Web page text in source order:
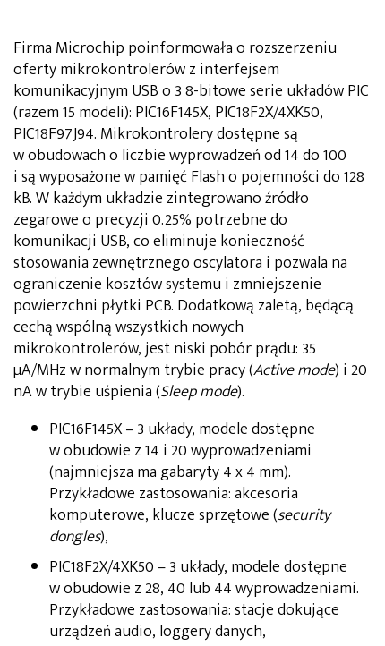
Firma Microchip poinformowała o rozszerzeniu
oferty mikrokontrolerów z interfejsem
komunikacyjnym USB o 3 8-bitowe serie układów PIC
(razem 15 modeli): PIC16F145X, PIC18F2X/4XK50,
PIC18F97J94. Mikrokontrolery dostępne są
w obudowach o liczbie wyprowadzeń od 14 do 100
i są wyposażone w pamięć Flash o pojemności do 128
kB. W każdym układzie zintegrowano źródło
zegarowe o precyzji 0.25% potrzebne do
komunikacji USB, co eliminuje konieczność
stosowania zewnętrznego oscylatora i pozwala na
ograniczenie kosztów systemu i zmniejszenie
powierzchni płytki PCB. Dodatkową zaletą, będącą
cechą wspólną wszystkich nowych
mikrokontrolerów, jest niski pobór prądu: 35
µA/MHz w normalnym trybie pracy (Active mode) i 20
nA w trybie uśpienia (Sleep mode).
PIC16F145X – 3 układy, modele dostępne
w obudowie z 14 i 20 wyprowadzeniami
(najmniejsza ma gabaryty 4 x 4 mm).
Przykładowe zastosowania: akcesoria
komputerowe, klucze sprzętowe (security
dongles),
PIC18F2X/4XK50 – 3 układy, modele dostępne
w obudowie z 28, 40 lub 44 wyprowadzeniami.
Przykładowe zastosowania: stacje dokujące
urządzeń audio, loggery danych,